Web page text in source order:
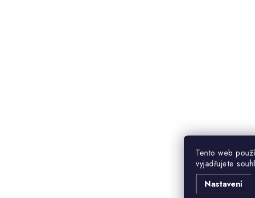
Tento web
vyjadřujete
Nastavení